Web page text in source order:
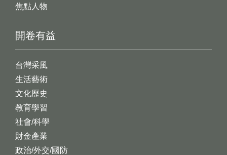
開卷有益
台灣采風
生活藝術
文化歷史
教育學習
社會/科學
財金產業
政治/外交/國防
焦點人物